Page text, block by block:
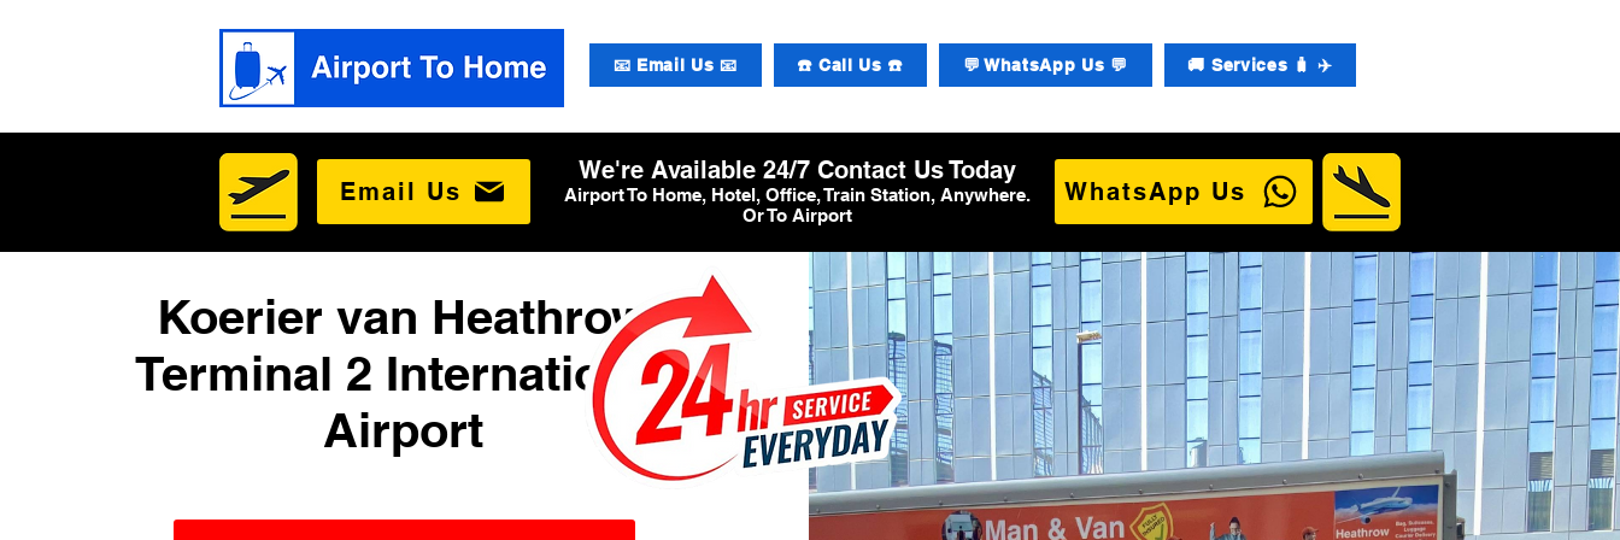
📧 Email Us 📧 ☎️ Call Us ☎️ 💬 WhatsApp Us 💬 🚚 Services 🧳 ✈️
Email Us
We're Available 24/7 Contact Us Today
Airport To Home, Hotel, Office, Train Station, Anywhere.
Or To Airport
WhatsApp Us
Koerier van Heathrow
Terminal 2 International
Airport